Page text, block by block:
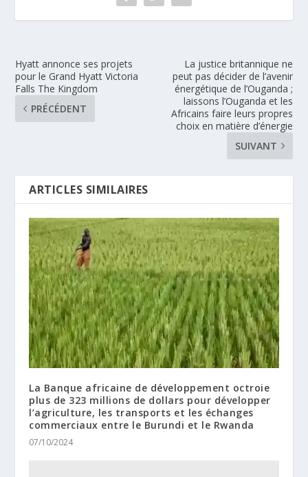
Hyatt annonce ses projets
pour le Grand Hyatt Victoria
Falls The Kingdom
PRÉCÉDENT
La justice britannique ne
peut pas décider de l’avenir
énergétique de l’Ouganda ;
laissons l’Ouganda et les
Africains faire leurs propres
choix en matière d’énergie
SUIVANT
ARTICLES SIMILAIRES
La Banque africaine de développement octroie
plus de 323 millions de dollars pour développer
l’agriculture, les transports et les échanges
commerciaux entre le Burundi et le Rwanda
07/10/2024